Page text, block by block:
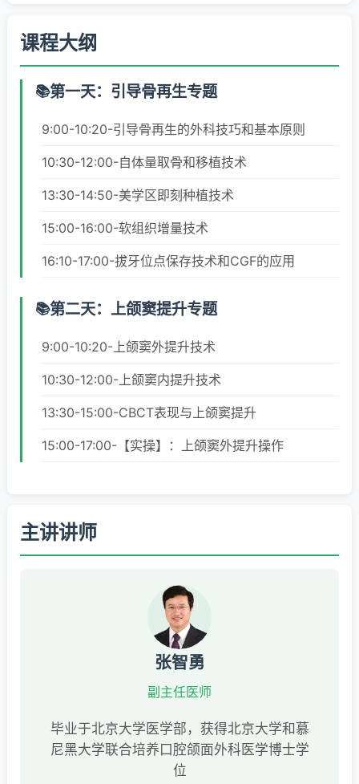
课程大纲
第一天：引导骨再生专题
9:00-10:20-引导骨再生的外科技巧和基本原则
10:30-12:00-自体量取骨和移植技术
13:30-14:50-美学区即刻种植技术
15:00-16:00-软组织增量技术
16:10-17:00-拔牙位点保存技术和CGF的应用
第二天：上颌窦提升专题
9:00-10:20-上颌窦外提升技术
10:30-12:00-上颌窦内提升技术
13:30-15:00-CBCT表现与上颌窦提升
15:00-17:00-【实操】：上颌窦外提升操作
主讲讲师
张智勇
副主任医师
毕业于北京大学医学部，获得北京大学和慕
尼黑大学联合培养口腔颌面外科医学博士学
位